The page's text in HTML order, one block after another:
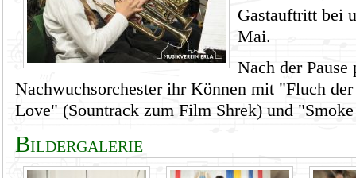
Gastauftritt bei
Mai.
Nach der Pause
Nachwuchsorchester ihr Können mit "Fluch
Love" (Sountrack zum Film Shrek) und
Bildergalerie